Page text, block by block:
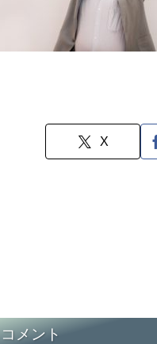
X
コメント